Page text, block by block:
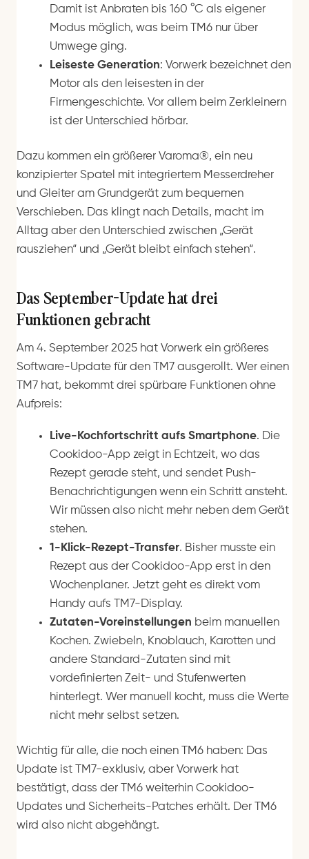
Damit ist Anbraten bis 160 °C als eigener
Modus möglich, was beim TM6 nur über
Umwege ging.
Leiseste Generation: Vorwerk bezeichnet den
Motor als den leisesten in der
Firmengeschichte. Vor allem beim Zerkleinern
ist der Unterschied hörbar.
Dazu kommen ein größerer Varoma®, ein neu
konzipierter Spatel mit integriertem Messerdreher
und Gleiter am Grundgerät zum bequemen
Verschieben. Das klingt nach Details, macht im
Alltag aber den Unterschied zwischen „Gerät
rausziehen“ und „Gerät bleibt einfach stehen“.
Das September-Update hat drei
Funktionen gebracht
Am 4. September 2025 hat Vorwerk ein größeres
Software-Update für den TM7 ausgerollt. Wer einen
TM7 hat, bekommt drei spürbare Funktionen ohne
Aufpreis:
Live-Kochfortschritt aufs Smartphone. Die
Cookidoo-App zeigt in Echtzeit, wo das
Rezept gerade steht, und sendet Push-
Benachrichtigungen wenn ein Schritt ansteht.
Wir müssen also nicht mehr neben dem Gerät
stehen.
1-Klick-Rezept-Transfer. Bisher musste ein
Rezept aus der Cookidoo-App erst in den
Wochenplaner. Jetzt geht es direkt vom
Handy aufs TM7-Display.
Zutaten-Voreinstellungen beim manuellen
Kochen. Zwiebeln, Knoblauch, Karotten und
andere Standard-Zutaten sind mit
vordefinierten Zeit- und Stufenwerten
hinterlegt. Wer manuell kocht, muss die Werte
nicht mehr selbst setzen.
Wichtig für alle, die noch einen TM6 haben: Das
Update ist TM7-exklusiv, aber Vorwerk hat
bestätigt, dass der TM6 weiterhin Cookidoo-
Updates und Sicherheits-Patches erhält. Der TM6
wird also nicht abgehängt.